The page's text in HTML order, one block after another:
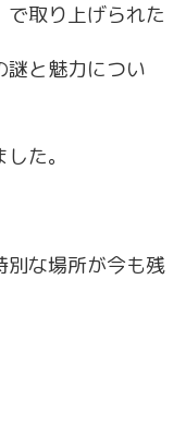
で取り上げられた
謎と魅力につい
た。
別な場所が今も残